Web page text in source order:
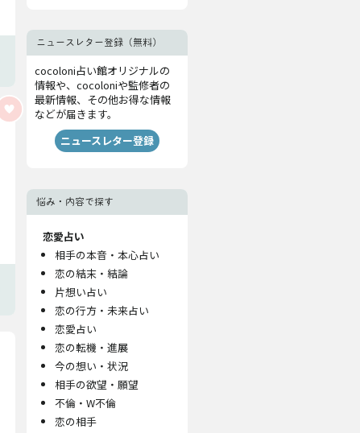
ニュースレター登録（無料）
cocoloni占い館オリジナルの
情報や、cocoloniや監修者の
最新情報、その他お得な情報
などが届きます。
ニュースレター登録
悩み・内容で探す
恋愛占い
相手の本音・本心占い
恋の結末・結論
片想い占い
恋の行方・未来占い
恋愛占い
恋の転機・進展
今の想い・状況
相手の欲望・願望
不倫・W不倫
恋の相手